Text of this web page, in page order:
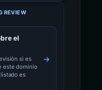
REVIEW
el
si es
este dominio
es